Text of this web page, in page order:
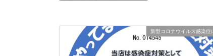
新型コロナウイルス感染症